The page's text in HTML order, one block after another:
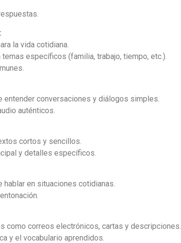
la vida cotidiana.
específicos (familia, trabajo, tiempo, etc.).
entender conversaciones y diálogos simples.
auténticos.
cortos y sencillos.
y detalles específicos.
en situaciones cotidianas.
como correos electrónicos, cartas y descripciones.
y el vocabulario aprendidos.